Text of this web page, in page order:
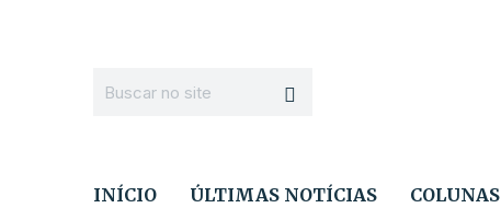
INÍCIO ÚLTIMAS NOTÍCIAS COLUNAS